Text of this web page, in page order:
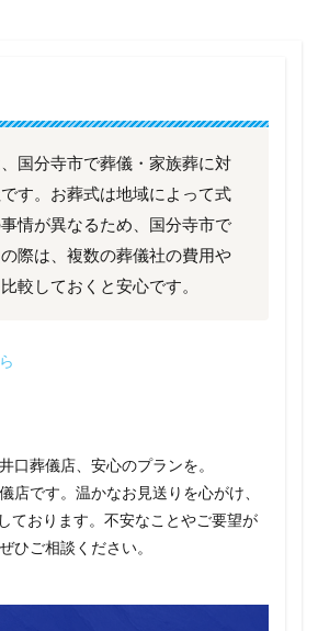
国分寺市で葬儀・家族葬に対
す。お葬式は地域によって式
情が異なるため、国分寺市で
際は、複数の葬儀社の費用や
較しておくと安心です。
口葬儀店、安心のプランを。
店です。温かなお見送りを心がけ、
ております。不安なことやご要望が
ひご相談ください。